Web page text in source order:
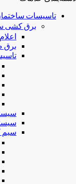
تاسیسات
برق کشی
برق
سیم